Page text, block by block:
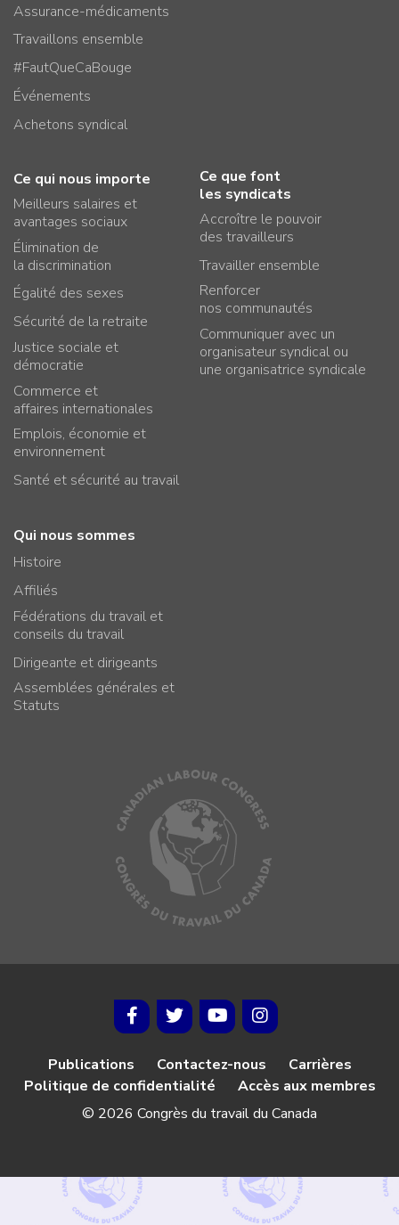
Assurance-médicaments
Travaillons ensemble
#FautQueCaBouge
Événements
Achetons syndical
Ce qui nous importe
Meilleurs salaires et
avantages sociaux
Élimination de
la discrimination
Égalité des sexes
Sécurité de la retraite
Justice sociale et
démocratie
Commerce et
affaires internationales
Emplois, économie et
environnement
Santé et sécurité au travail
Ce que font
les syndicats
Accroître le pouvoir
des travailleurs
Travailler ensemble
Renforcer
nos communautés
Communiquer avec un
organisateur syndical ou
une organisatrice syndicale
Qui nous sommes
Histoire
Affiliés
Fédérations du travail et
conseils du travail
Dirigeante et dirigeants
Assemblées générales et
Statuts
Publications Contactez-nous
Carrières
Politique de confidentialité
Accès aux membres
© 2026 Congrès du travail du Canada